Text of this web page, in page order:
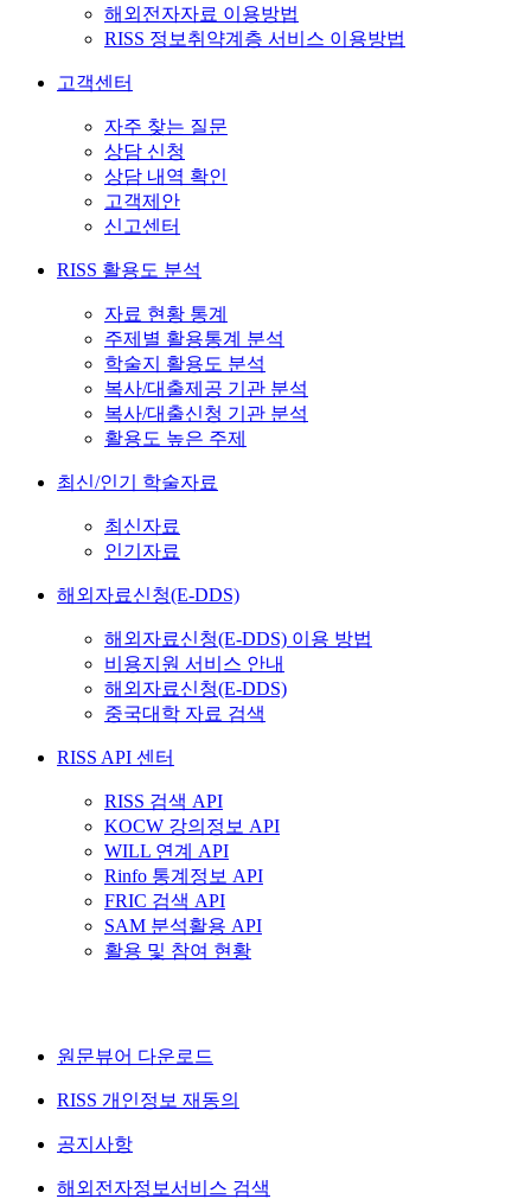
해외전자자료 이용방법
RISS 정보취약계층 서비스 이용방법
고객센터
자주 찾는 질문
상담 신청
상담 내역 확인
고객제안
신고센터
RISS 활용도 분석
자료 현황 통계
주제별 활용통계 분석
학술지 활용도 분석
복사/대출제공 기관 분석
복사/대출신청 기관 분석
활용도 높은 주제
최신/인기 학술자료
최신자료
인기자료
해외자료신청(E-DDS)
해외자료신청(E-DDS) 이용 방법
비용지원 서비스 안내
해외자료신청(E-DDS)
중국대학 자료 검색
RISS API 센터
RISS 검색 API
KOCW 강의정보 API
WILL 연계 API
Rinfo 통계정보 API
FRIC 검색 API
SAM 분석활용 API
활용 및 참여 현황
원문뷰어 다운로드
RISS 개인정보 재동의
공지사항
해외전자정보서비스 검색